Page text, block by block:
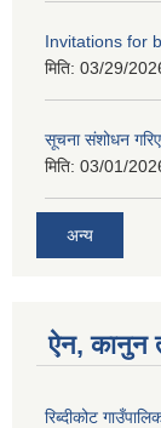
Invitations for
मिति: 03/29/
सूचना संशोधन
मिति: 03/01/
अन्य
ऐन, कानुन
रिब्दीकोट